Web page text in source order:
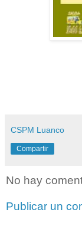
CSPM Luanco
Compartir
No hay
Publicar un